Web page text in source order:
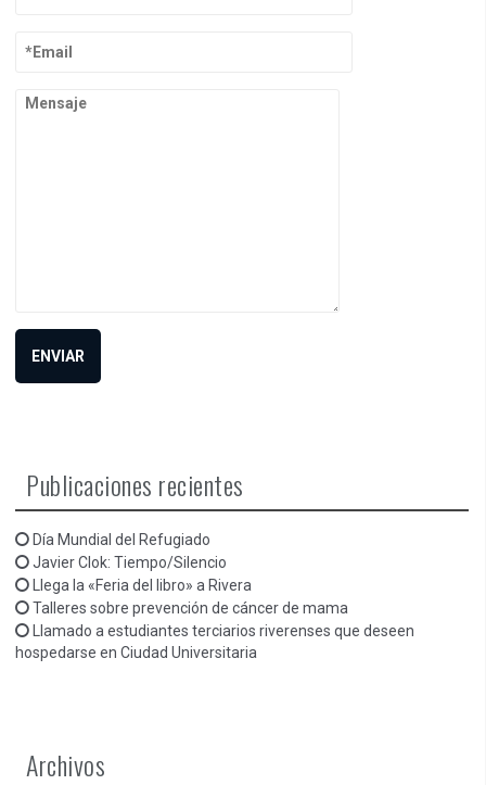
Publicaciones recientes
Día Mundial del Refugiado
Javier Clok: Tiempo/Silencio
Llega la «Feria del libro» a Rivera
Talleres sobre prevención de cáncer de mama
Llamado a estudiantes terciarios riverenses que deseen
hospedarse en Ciudad Universitaria
Archivos